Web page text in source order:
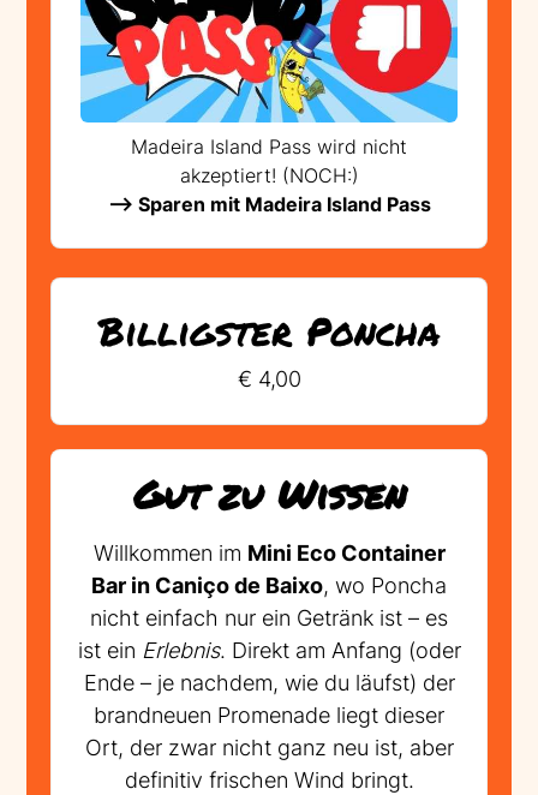
Madeira Island Pass wird nicht
akzeptiert! (NOCH:)
--> Sparen mit Madeira Island Pass
Billigster Poncha
€ 4,00
Gut zu Wissen
Willkommen im Mini Eco Container
Bar in Caniço de Baixo, wo Poncha
nicht einfach nur ein Getränk ist – es
ist ein Erlebnis. Direkt am Anfang (oder
Ende – je nachdem, wie du läufst) der
brandneuen Promenade liegt dieser
Ort, der zwar nicht ganz neu ist, aber
definitiv frischen Wind bringt.